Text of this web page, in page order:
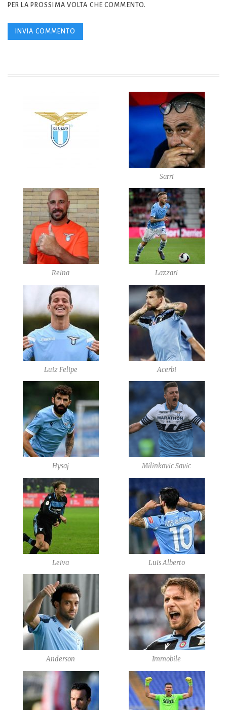
PER LA PROSSIMA VOLTA CHE COMMENTO.
Sarri
Reina Lazzari
Luiz Felipe Acerbi
Hysaj Milinkovic-Savic
Leiva Luis Alberto
Anderson Immobile